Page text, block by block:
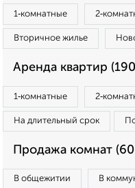
1‑комнатные
Вторичное жилье
Аренда квартир
1‑комнатные
На длительный срок
Продажа комнат
В общежитии В